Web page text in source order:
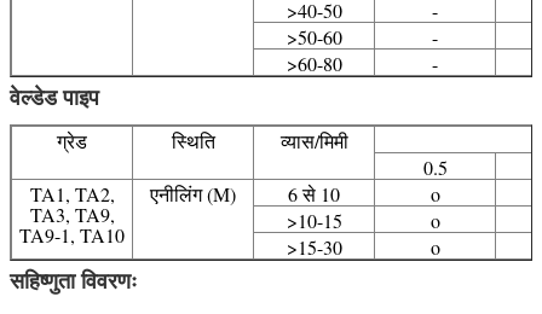
>40-50
-
>50-60
-
>60-80
-
वेल्डेड पाइप
ग्रेड स्थिति
व्यास/मिमी
0.5
TA1, TA2,
TA3, TA9,
TA9-1, TA10
एनीलिंग (M) 6 से 10
o
>10-15
o
>15-30
o
सहिष्णुता विवरणः